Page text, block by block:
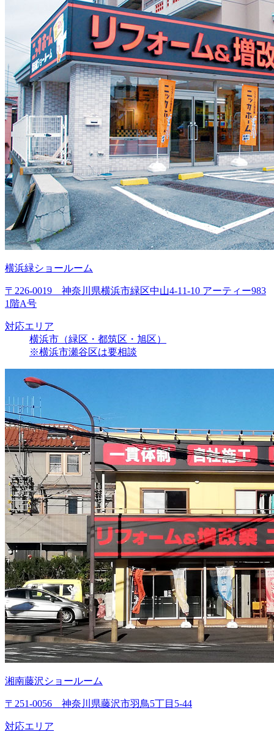
横浜緑ショールーム
〒226-0019 神奈川県横浜市緑区中山4-11-10 アーティー983
1階A号
対応エリア
横浜市（緑区・都筑区・旭区）
※横浜市瀬谷区は要相談
湘南藤沢ショールーム
〒251-0056 神奈川県藤沢市羽鳥5丁目5-44
対応エリア